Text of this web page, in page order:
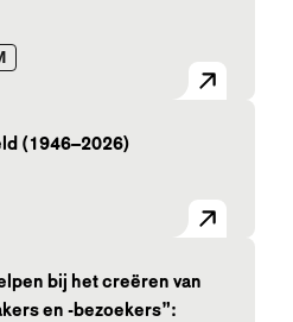
(1946–2026)
bij het creëren van
en -bezoekers”: